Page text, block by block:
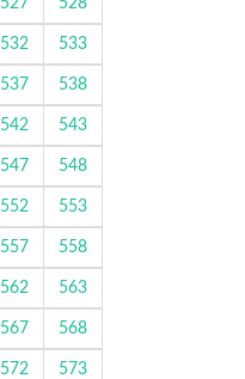
527 528
532 533
537 538
542 543
547 548
552 553
557 558
562 563
567 568
572 573